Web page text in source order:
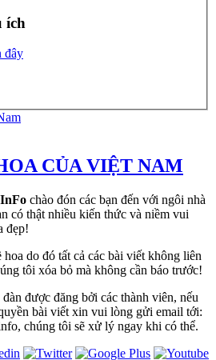
ích
đây
CỦA VIỆT NAM
chào đón các bạn đến với ngôi nhà
có thật nhiều kiến thức và niềm vui
đẹp!
do đó tất cả các bài viết không liên
tôi xóa bỏ mà không cần báo trước!
được đăng bởi các thành viên, nếu
bài viết xin vui lòng gửi email tới:
chúng tôi sẽ xử lý ngay khi có thể.